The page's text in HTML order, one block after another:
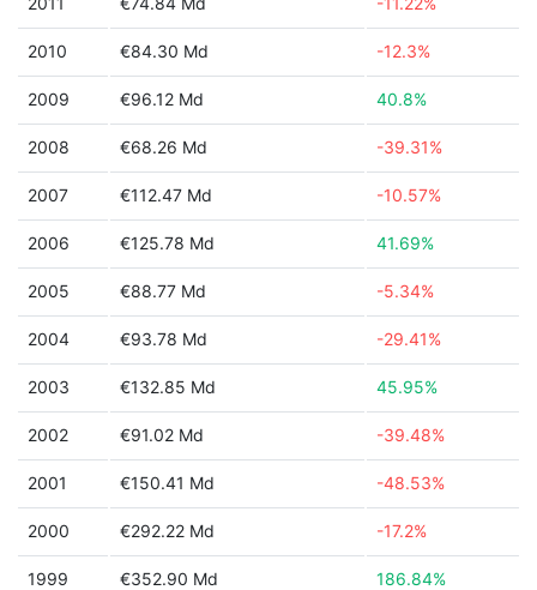
2010 €84.30 Md -12.3%
2009 €96.12 Md 40.8%
2008 €68.26 Md -39.31%
2007 €112.47 Md -10.57%
2006 €125.78 Md 41.69%
2005 €88.77 Md -5.34%
2004 €93.78 Md -29.41%
2003 €132.85 Md 45.95%
2002 €91.02 Md -39.48%
2001 €150.41 Md -48.53%
2000 €292.22 Md -17.2%
1999 €352.90 Md 186.84%